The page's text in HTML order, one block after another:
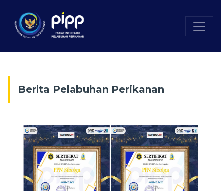
Berita Pelabuhan Perikanan